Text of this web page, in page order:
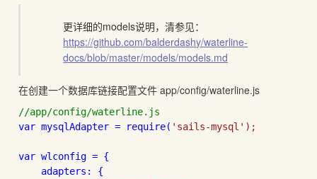
更详细的models说明，清参见：
https://github.com/balderdashy/waterline-
docs/blob/master/models/models.md
在创建一个数据库链接配置文件 app/config/waterline.js
var mysqlAdapter =
require( 'sails-mysql');
var wlconfig = {
    adapters: {